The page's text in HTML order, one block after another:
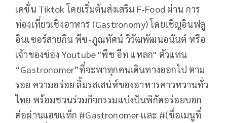
เคชั่น Tiktok โดยเริ่มต้นส่งเสริม F-Food ผ่าน การ
ท่องเที่ยวเชิงอาหาร (Gastronomy) โดยเชิญอินฟลู
อินเซอร์สายกิน พีช-ภูณทัศน์ วิวัฒพัฒนอนันต์ หรือ
เจ้าของช่อง Youtube "พีช อีท แหลก" ตัวแทน
“Gastronomer”ที่จะพาทุกคนเดินทางออกไป ตาม
รอย ความอร่อย ลิ้มรสเสน่ห์ของอาหารคาวหวานทั่ว
ไทย พร้อมชวนร่วมกิจกรรมแบ่งปันพิกัดอร่อยบอก
ต่อผ่านแฮชแท็ก #Gastronomer และ #(ชื่อเมนูที่